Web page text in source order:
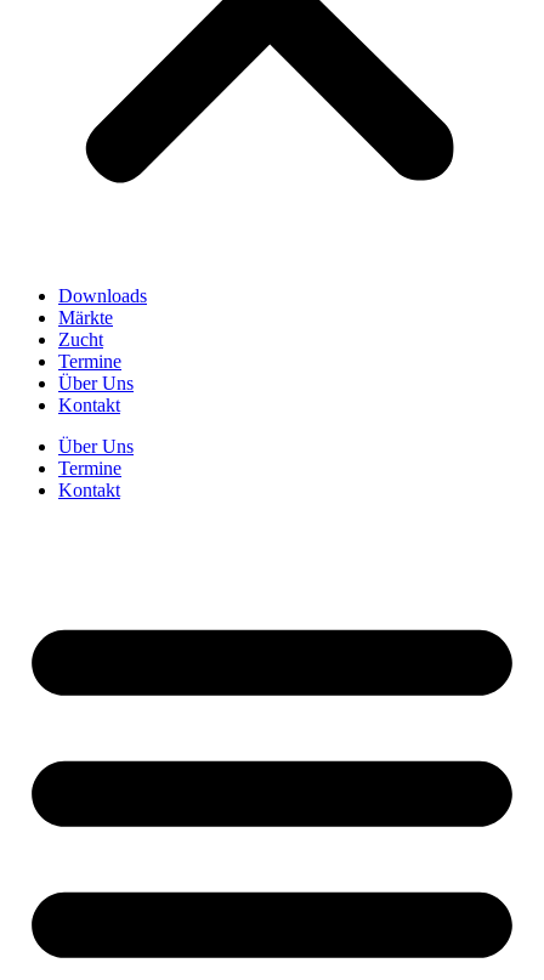
Downloads
Märkte
Zucht
Termine
Über Uns
Kontakt
Über Uns
Termine
Kontakt